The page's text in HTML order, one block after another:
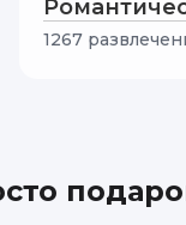
советами
с
1267